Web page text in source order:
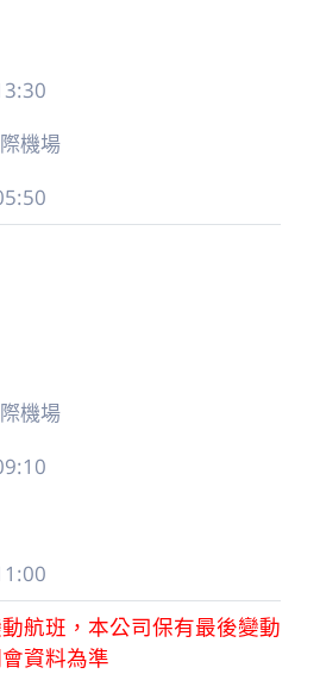
機場
機場
航班，本公司保有最後變動
資料為準